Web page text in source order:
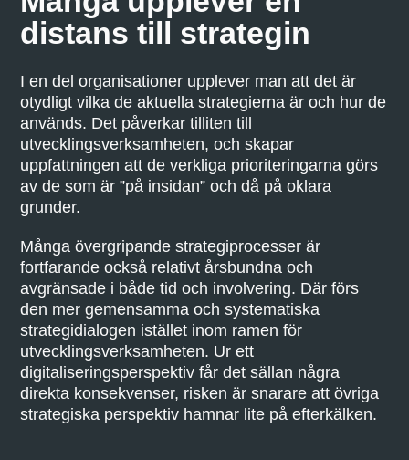
distans till strategin
I en del organisationer upplever man att det är
otydligt vilka de aktuella strategierna är och hur de
används. Det påverkar tilliten till
utvecklingsverksamheten, och skapar
uppfattningen att de verkliga prioriteringarna görs
av de som är ”på insidan” och då på oklara
grunder.
Många övergripande strategiprocesser är
fortfarande också relativt årsbundna och
avgränsade i både tid och involvering. Där förs
den mer gemensamma och systematiska
strategidialogen istället inom ramen för
utvecklingsverksamheten. Ur ett
digitaliseringsperspektiv får det sällan några
direkta konsekvenser, risken är snarare att övriga
strategiska perspektiv hamnar lite på efterkälken.